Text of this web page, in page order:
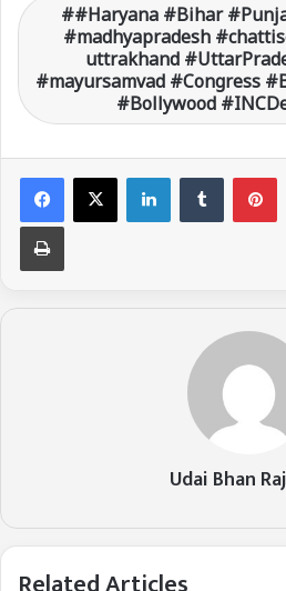
#Haryana #Bihar
#madhyapradesh
uttrakhand
#mayursamvad #Congress
#Bollywood
LinkedIn
Udai Bhan